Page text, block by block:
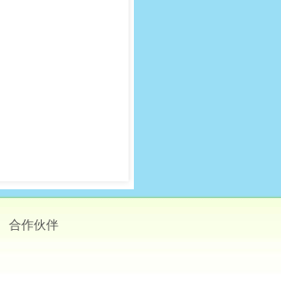
合作伙伴